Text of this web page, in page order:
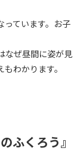
っています。お子
なぜ昼間に姿が見
わかります。
ふくろう』